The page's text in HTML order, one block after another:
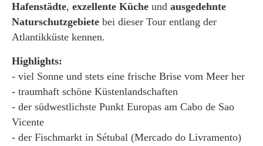
Hafenstädte, exzellente Küche und ausgedehnte
Naturschutzgebiete bei dieser Tour entlang der
Atlantikküste kennen.​
Highlights:
- viel Sonne und stets eine frische Brise vom Meer her
- traumhaft schöne Küstenlandschaften
- der südwestlichste Punkt Europas am Cabo de Sao
Vicente
- der Fischmarkt in Sétubal (Mercado do Livramento)